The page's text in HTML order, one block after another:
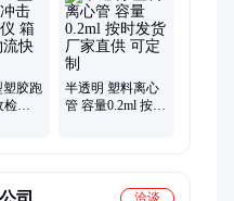
泥生料易烧性压实机、水泥
混凝土粉样分层研磨机、小
率、水泥胶砂抗冻性试验箱
塑胶跑
检测
半透明 塑料离心
管 容量0.2ml 按时
洽谈